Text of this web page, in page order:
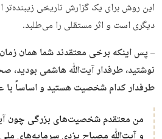
این روش برای یک گزارش تاریخی
دیگری است و اثر مستقلی را می‌طلبد.
– پس اینکه برخی معتقدند شما همان
نوشتید، طرفدار آیت‌ﷲ هاشمی بودید،
طرفدار کدام شخصیت هستید و اساساً با
من معتقدم شخصیت‌های بزرگی چون